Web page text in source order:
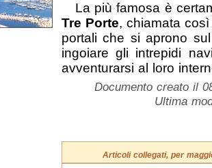
La più famosa è
Tre Porte, chiamata
portali che si aprono
ingoiare gli intrepidi
avventurarsi al loro
Documento creato il
Ultima
Articoli collegati, per